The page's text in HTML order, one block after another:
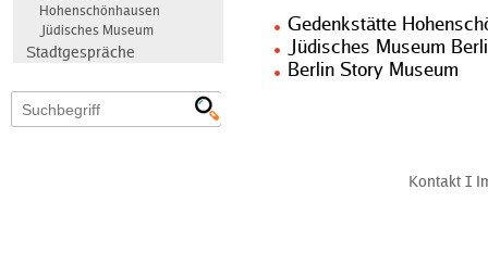
Hohenschönhausen
Jüdisches Museum
Stadtgespräche
Gedenkstätte
Jüdisches Museum
Berlin Story Museum
Kontakt Ι